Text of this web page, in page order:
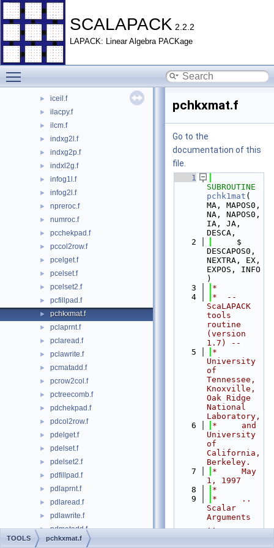
SCALAPACK 2.2.2
LAPACK: Linear Algebra PACKage
► descset.f
► dlatcpy.f
► dmatadd.f
► dsasum.f
► dscasum.f
► dsnrm2.f
► iceil.f
► ilacpy.f
► ilcm.f
► indxg2l.f
► indxg2p.f
► indxl2g.f
► infog1l.f
► infog2l.f
► npreroc.f
► numroc.f
► pcchekpad.f
► pccol2row.f
► pcelget.f
► pcelset.f
► pcelset2.f
► pcfillpad.f
► pchkxmat.f
► pclaprnt.f
► pclaread.f
► pclawrite.f
► pcmatadd.f
► pcrow2col.f
► pctreecomb.f
► pdchekpad.f
► pdcol2row.f
► pdelget.f
► pdelset.f
► pdelset2.f
► pdfillpad.f
► pdlaprnt.f
► pdlaread.f
► pdlawrite.f
► pdmatadd.f
pdrow2col.f
pchkxmat.f
Go to the
documentation of this
file.
    1
pchk1mat (
MA, MAPOS0,
NA, NAPOS0,
IA, JA,
DESCA,
    2
     $
DESCAPOS0,
NEXTRA, EX,
EXPOS, INFO
)
    3
*
    4
*  --
ScaLAPACK
tools
routine
(version
1.7) --
    5
*
University
of
Tennessee,
Knoxville,
Oak Ridge
National
Laboratory,
    6
*     and
University
of
California,
Berkeley.
    7
*     May
1, 1997
    8
*
    9
*     ..
Scalar
Arguments
..
   10
TOOLS pchkxmat.f